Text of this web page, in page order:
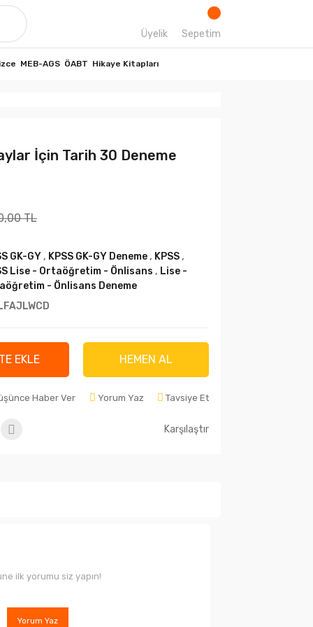
Üyelik Sepetim
MEB-AGS ÖABT Hikaye Kitapları
İçin Tarih 30 Deneme
TL
GK-GY, KPSS GK-GY Deneme, KPSS,
Lise - Ortaöğretim - Önlisans , Lise -
- Önlisans Deneme
EKLE HEMEN AL
Haber Ver Yorum Yaz Tavsiye Et
Karşılaştır
ilk yorumu siz yapın!
Yorum Yaz